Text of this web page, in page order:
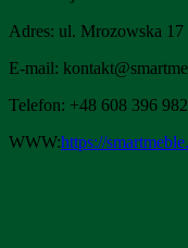
Adres: ul. Mrozowska 17
E-mail:
Telefon: +48 608 396 982
WWW:https://